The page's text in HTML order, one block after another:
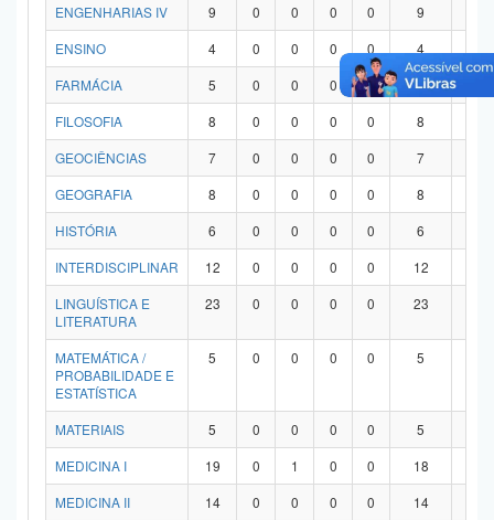
ENGENHARIAS IV
9 0 0 0 0 9
ENSINO
4 0 0 0 0 4
FARMÁCIA
5 0 0 0 0 5
FILOSOFIA
8 0 0 0 0 8
GEOCIÊNCIAS
7 0 0 0 0 7
GEOGRAFIA
8 0 0 0 0 8
HISTÓRIA
6 0 0 0 0 6
INTERDISCIPLINAR
12 0 0 0 0 12
LINGUÍSTICA E
LITERATURA
23 0 0 0 0 23
MATEMÁTICA /
PROBABILIDADE E
ESTATÍSTICA
5 0 0 0 0 5
MATERIAIS 5 0 0 0 0 5
MEDICINA I
19 0 1 0 0 18
MEDICINA II
14 0 0 0 0 14